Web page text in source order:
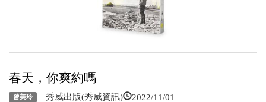
春天，你爽約嗎
曾美玲 秀威出版(秀威資訊) 2022/11/01